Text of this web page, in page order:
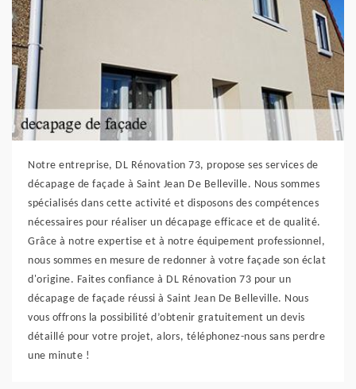
Notre entreprise, DL Rénovation 73, propose ses services de
décapage de façade à Saint Jean De Belleville. Nous sommes
spécialisés dans cette activité et disposons des compétences
nécessaires pour réaliser un décapage efficace et de qualité.
Grâce à notre expertise et à notre équipement professionnel,
nous sommes en mesure de redonner à votre façade son éclat
d'origine. Faites confiance à DL Rénovation 73 pour un
décapage de façade réussi à Saint Jean De Belleville. Nous
vous offrons la possibilité d’obtenir gratuitement un devis
détaillé pour votre projet, alors, téléphonez-nous sans perdre
une minute !